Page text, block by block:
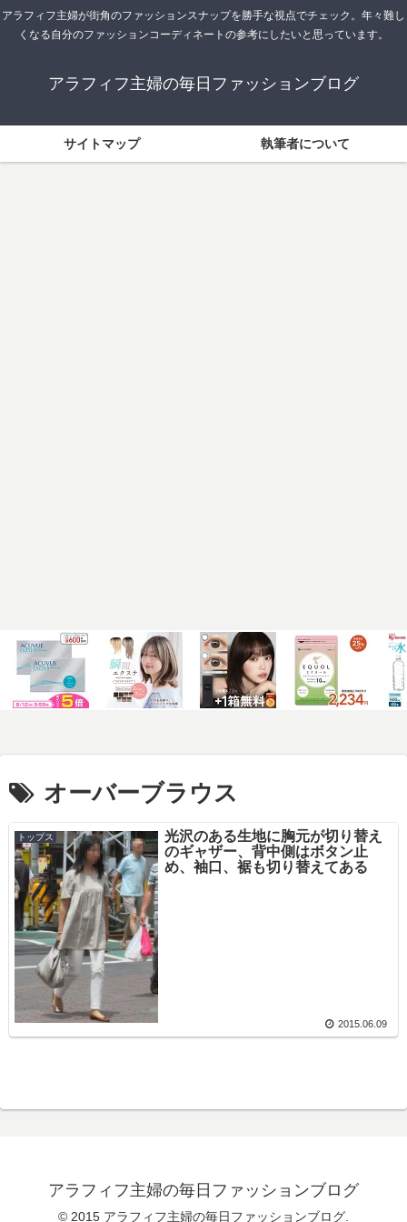
アラフィフ主婦が街角のファッションスナップを勝手な視点でチェック。年々難し
くなる自分のファッションコーディネートの参考にしたいと思っています。
アラフィフ主婦の毎日ファッションブログ
サイトマップ 執筆者について
オーバーブラウス
トップス
光沢のある生地に胸元が切り替え
のギャザー、背中側はボタン止
め、袖口、裾も切り替えてある
2015.06.09
アラフィフ主婦の毎日ファッションブログ
© 2015 アラフィフ主婦の毎日ファッションブログ.